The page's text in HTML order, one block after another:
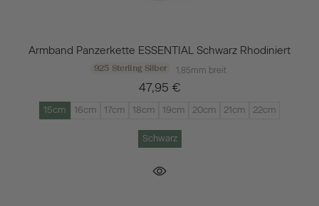
Armband Panzerkette ESSENTIAL Schwarz Rhodiniert
925 Sterling Silber 1,85mm breit
47,95 €
15cm 16cm 17cm 18cm 19cm 20cm 21cm 22cm
Schwarz